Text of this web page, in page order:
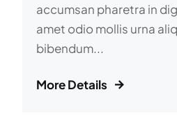
accumsan pharetra in
amet odio mollis urna
bibendum...
More Details